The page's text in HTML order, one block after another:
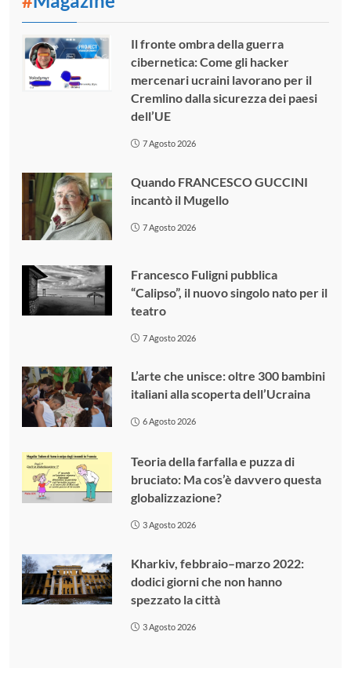
Il fronte ombra della guerra
cibernetica: Come gli hacker
mercenari ucraini lavorano per il
Cremlino dalla sicurezza dei paesi
dell’UE
7 Agosto 2026
Quando FRANCESCO GUCCINI
incantò il Mugello
7 Agosto 2026
Francesco Fuligni pubblica
“Calipso”, il nuovo singolo nato per il
teatro
7 Agosto 2026
L’arte che unisce: oltre 300 bambini
italiani alla scoperta dell’Ucraina
6 Agosto 2026
Teoria della farfalla e puzza di
bruciato: Ma cos’è davvero questa
globalizzazione?
3 Agosto 2026
Kharkiv, febbraio–marzo 2022:
dodici giorni che non hanno
spezzato la città
3 Agosto 2026